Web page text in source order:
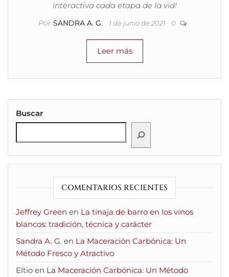
interactiva cada etapa de la vid!
Por SANDRA A. G. 1 de junio de 2021 0
Leer más
Buscar
COMENTARIOS RECIENTES
Jeffrey Green en La tinaja de barro en los vinos
blancos: tradición, técnica y carácter
Sandra A. G. en La Maceración Carbónica: Un
Método Fresco y Atractivo
Eltio en La Maceración Carbónica: Un Método